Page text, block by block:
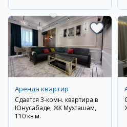
Аренда квартир
Сдается 3-комн. квартира в
Юнусабаде, ЖК Мухташам,
110 кв.м.